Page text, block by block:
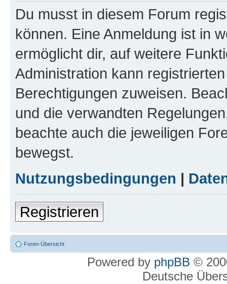
Du musst in diesem Forum
können. Eine Anmeldung ist in
ermöglicht dir, auf weitere
Administration kann
Berechtigungen zuweisen.
und die verwandten
beachte auch die jeweiligen
bewegst.
Nutzungsbedingungen |
Registrieren
Foren-Übersicht
Powered by phpBB ©
Deutsche